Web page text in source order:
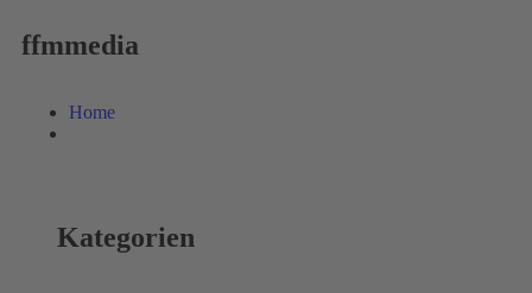
ffmmedia
Home
Kategorien